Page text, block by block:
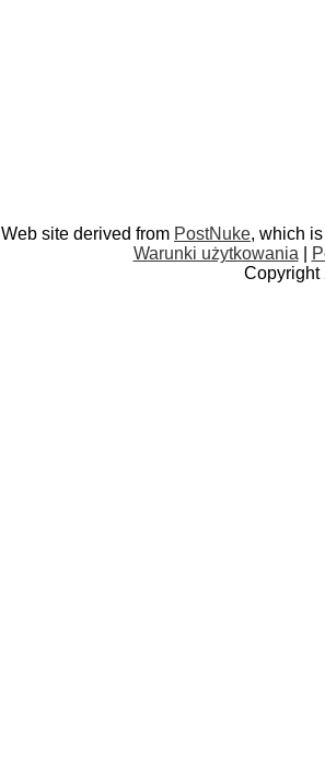
Web site derived from PostNuke, which
Warunki użytkowania
Copyright